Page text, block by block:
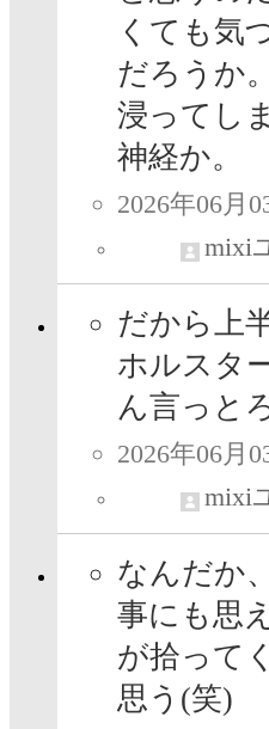
くても気
だろうか
浸ってし
神経か。
2026年06月
mixi
だから上
ホルスタ
ん言っと
2026年06月
mixi
なんだか
事にも思
が拾って
思う(笑)